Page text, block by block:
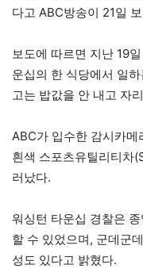
다고 ABC방송이 21일
보도에 따르면 지난 19
운십의 한 식당에서 일
고는 밥값을 안 내고 자
ABC가 입수한 감시카
흰색 스포츠유틸리티차
러났다.
워싱턴 타운십 경찰은
할 수 있었으며, 군데군
성도 있다고 밝혔다.